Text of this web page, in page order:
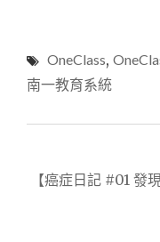
OneClass,
南一教育系統
章
【癌症日記 #01 發